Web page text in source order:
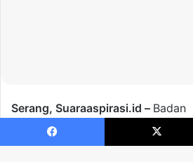
Facebook X